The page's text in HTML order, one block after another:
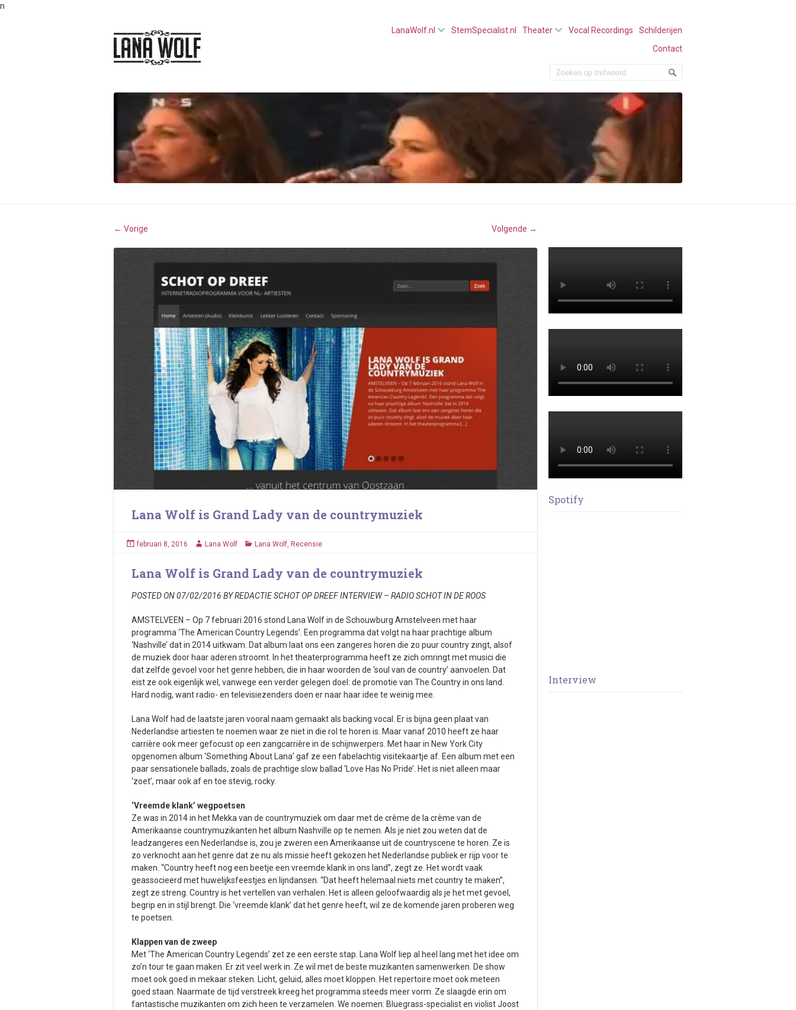
n
LanaWolf.nl StemSpecialist.nl Theater Vocal Recordings
Schilderijen
Contact
← Vorige Volgende →
Lana Wolf is Grand Lady van de countrymuziek
februari 8, 2016 Lana Wolf Lana Wolf, Recensie
Lana Wolf is Grand Lady van de countrymuziek
POSTED ON 07/02/2016 BY REDACTIE SCHOT OP DREEF INTERVIEW – RADIO SCHOT IN DE ROOS
AMSTELVEEN – Op 7 februari 2016 stond Lana Wolf in de Schouwburg Amstelveen met haar
programma ‘The American Country Legends’. Een programma dat volgt na haar prachtige album
‘Nashville’ dat in 2014 uitkwam. Dat album laat ons een zangeres horen die zo puur country zingt, alsof
de muziek door haar aderen stroomt. In het theaterprogramma heeft ze zich omringt met musici die
dat zelfde gevoel voor het genre hebben, die in haar woorden de ‘soul van de country’ aanvoelen. Dat
eist ze ook eigenlijk wel, vanwege een verder gelegen doel: de promotie van The Country in ons land.
Hard nodig, want radio- en televisiezenders doen er naar haar idee te weinig mee.
Lana Wolf had de laatste jaren vooral naam gemaakt als backing vocal. Er is bijna geen plaat van
Nederlandse artiesten te noemen waar ze niet in die rol te horen is. Maar vanaf 2010 heeft ze haar
carrière ook meer gefocust op een zangcarrière in de schijnwerpers. Met haar in New York City
opgenomen album ‘Something About Lana’ gaf ze een fabelachtig visitekaartje af. Een album met een
paar sensationele ballads, zoals de prachtige slow ballad ‘Love Has No Pride’. Het is niet alleen maar
‘zoet’, maar ook af en toe stevig, rocky.
‘Vreemde klank’ wegpoetsen
Ze was in 2014 in het Mekka van de countrymuziek om daar met de crème de la crème van de
Amerikaanse countrymuzikanten het album Nashville op te nemen. Als je niet zou weten dat de
leadzangeres een Nederlandse is, zou je zweren een Amerikaanse uit de countryscene te horen. Ze is
zo verknocht aan het genre dat ze nu als missie heeft gekozen het Nederlandse publiek er rijp voor te
maken. “Country heeft nog een beetje een vreemde klank in ons land”, zegt ze. Het wordt vaak
geassocieerd met huwelijksfeestjes en lijndansen. “Dat heeft helemaal niets met country te maken”,
zegt ze streng. Country is het vertellen van verhalen. Het is alleen geloofwaardig als je het met gevoel,
begrip en in stijl brengt. Die ‘vreemde klank’ dat het genre heeft, wil ze de komende jaren proberen weg
te poetsen.
Klappen van de zweep
Met ‘The American Country Legends’ zet ze een eerste stap. Lana Wolf liep al heel lang met het idee om
zo’n tour te gaan maken. Er zit veel werk in. Ze wil met de beste muzikanten samenwerken. De show
moet ook goed in mekaar steken. Licht, geluid, alles moet kloppen. Het repertoire moet ook meteen
goed staan. Naarmate de tijd verstreek kreeg het programma steeds meer vorm. Ze slaagde erin om
fantastische muzikanten om zich heen te verzamelen. We noemen: Bluegrass-specialist en violist Joost
Spotify
Interview